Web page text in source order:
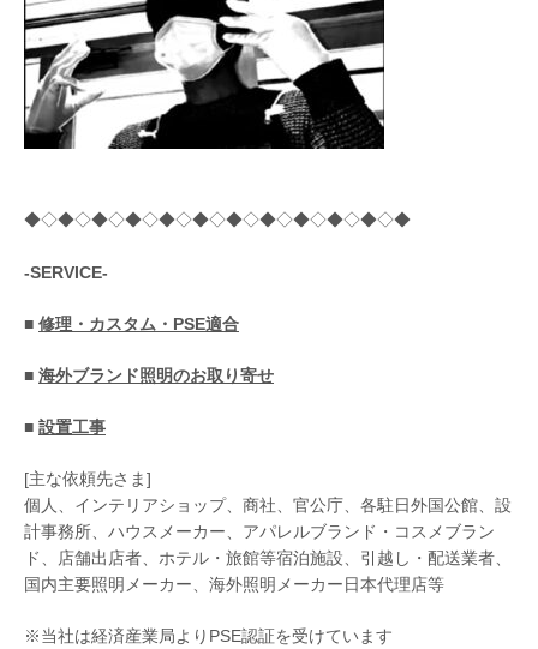
◆◇◆◇◆◇◆◇◆◇◆◇◆◇◆◇◆◇◆◇◆◇◆
-SERVICE-
■ 修理・カスタム・PSE適合
■ 海外ブランド照明のお取り寄せ
■ 設置工事
[主な依頼先さま]
個人、インテリアショップ、商社、官公庁、各駐日外国公館、設
計事務所、ハウスメーカー、アパレルブランド・コスメブラン
ド、店舗出店者、ホテル・旅館等宿泊施設、引越し・配送業者、
国内主要照明メーカー、海外照明メーカー日本代理店等
※当社は経済産業局よりPSE認証を受けています